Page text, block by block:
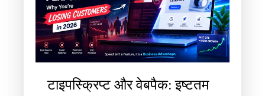
टाइपस्क्रिप्ट और वेबपैक: इष्टतम